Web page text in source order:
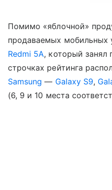
Помимо «яблочной»
продаваемых мобильных
Redmi 5A, который занял
строчках рейтинга
Samsung — Galaxy S9,
(6, 9 и 10 места